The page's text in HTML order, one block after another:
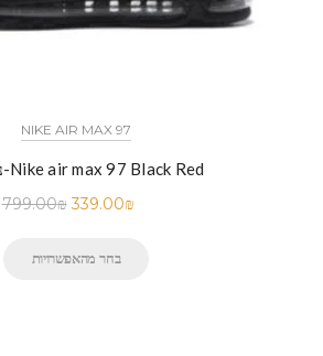
NIKE AIR MAX 97
נעלי נייק-Nike air max 97 Black Red
799.00₪ 339.00₪
בחר מהאפשרויות